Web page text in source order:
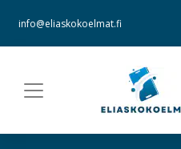
info@eliaskokoelmat.fi